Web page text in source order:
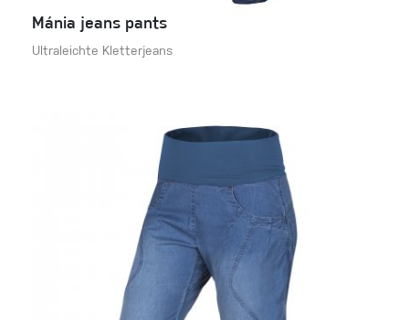
Mánia jeans pants
Ultraleichte Kletterjeans